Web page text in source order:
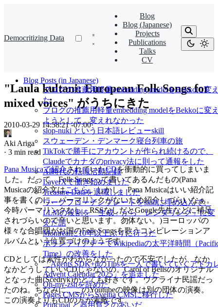
Democritizing Data
Blog
Blog (Japanese)
Projects
Publications
Talks
CV
Blog Posts (in Japanese)
ブログの推薦用軽量embedding modelをBekkoに変
た
ブログの推薦用軽量embedding modelをBekkoに変
ようとして、変えれなかった
slop-nuki という日本語レビューskill
スウェーデン・デンマーク寝台列車の旅
TikTokで勝手にアカウントが作られ続けるので、
Claudeでカナダのprivacy法に則って通報をした
AI時代の転職活動記録
LayerXで働き始めました
Treasure Dataを退職しました
ワークフローテンプレートをskillに埋め込んで、
LLMの役割を「生成」から「レンダリング」に変
えた話
Montréalに10年以上ぶりに行った
ボランティアデーでWikipediaの太平洋時間（
Time）の改善をした
「Agents SDK+αのTipsを一人で書いていくアドカ
Advent Calendar 2025」を追走した
Oh-my-zshを辞めた
Pages CMSからSveltia CMSに移行した
Principal と器用貧乏のあいだ
"Laula kultani: European Folk Songs for
mixed voices" がうちにきた
2010-03-29 14:58:21 -07:00·
Aki Ariga
· 3 min read
Pana Musicaで紹介されていたCDを衝動的に買ってしまいま
した。だって、Folk Songsって書いてあるんだもの(Pana
Musicaの紹介文はこちら。しかし、Pana Musicaはいい紹介記
事を書くのに、パーマリンクがないため紹介しづらいなぁ。
今時パーマリンクなし、RSSなしだとGoogle先生などに補足
されづらいので辛いと思います。勿体ない。)ヨーロッパの
様々な合唱団がお国のFolk Songsを歌うコンピレーションア
ルバムという位置づけのようです。
CDとしては素性がわからなかったので不安でしたが、なか
なかどうしていいCDじゃないの。Carol of Bellsのオリジナル
となった曲(Ščedryk)がとても好きです。ウクライナ民謡だっ
たのね。ちなみに、このYoutubeの映像は別の団体の演奏。
この演奏よりもCDの方が素敵です。